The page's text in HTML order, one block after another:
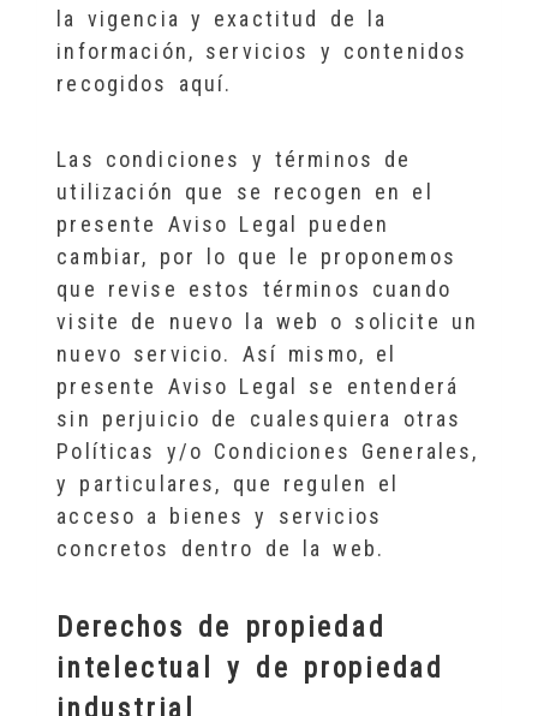
la vigencia y exactitud de la
información, servicios y contenidos
recogidos aquí.
Las condiciones y términos de
utilización que se recogen en el
presente Aviso Legal pueden
cambiar, por lo que le proponemos
que revise estos términos cuando
visite de nuevo la web o solicite un
nuevo servicio. Así mismo, el
presente Aviso Legal se entenderá
sin perjuicio de cualesquiera otras
Políticas y/o Condiciones Generales,
y particulares, que regulen el
acceso a bienes y servicios
concretos dentro de la web.
Derechos de propiedad
intelectual y de propiedad
industrial